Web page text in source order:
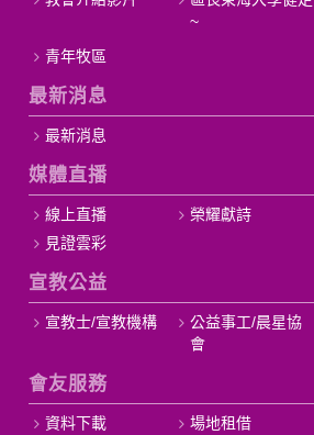
~
青年牧區
最新消息
最新消息
媒體直播
線上直播 榮耀獻詩
見證雲彩
宣教公益
宣教士/宣教機構
公益事工/晨星協
會
會友服務
資料下載 場地租借